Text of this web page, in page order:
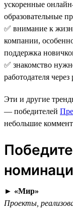
ускоренные
образовательные
✅ внимание к
компании,
поддержка
✅ знакомство
работодателя
Эти и другие
— победителей
небольшие
► «Мир»
Проекты,